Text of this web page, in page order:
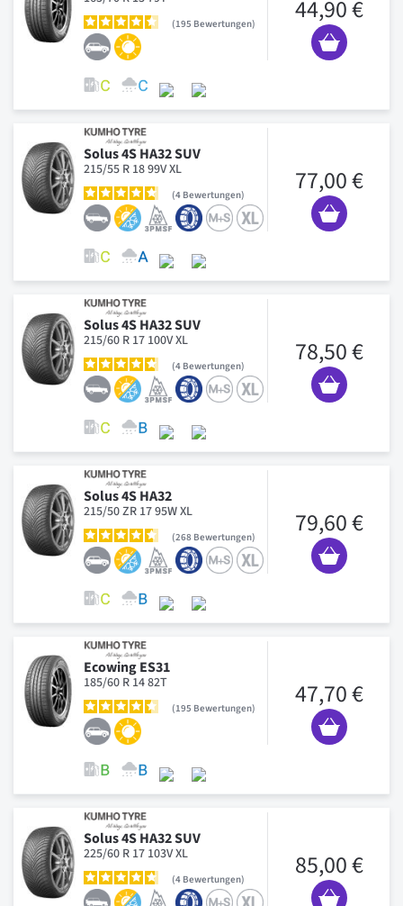
195 Bewertungen 44,90 €
Solus 4S HA32 SUV
215/55 R 18 99V XL
4 Bewertungen 77,00 €
Solus 4S HA32 SUV
215/60 R 17 100V XL
4 Bewertungen 78,50 €
Solus 4S HA32
215/50 ZR 17 95W XL
268 Bewertungen 79,60 €
Ecowing ES31
185/60 R 14 82T
195 Bewertungen 47,70 €
Solus 4S HA32 SUV
225/60 R 17 103V XL
4 Bewertungen 85,00 €